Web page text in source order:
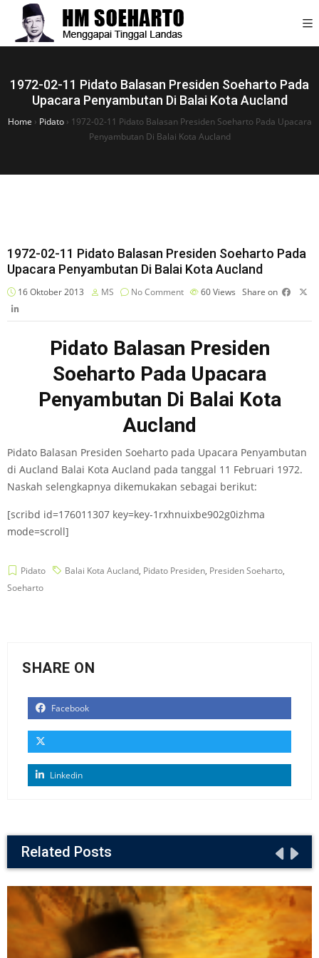
1972-02-11 Pidato Balasan Presiden Soeharto Pada
Upacara Penyambutan Di Balai Kota Aucland
Home › Pidato› 1972-02-11 Pidato Balasan Presiden Soeharto Pada Upacara
Penyambutan Di Balai Kota Aucland
1972-02-11 Pidato Balasan Presiden Soeharto Pada
Upacara Penyambutan Di Balai Kota Aucland
16 Oktober 2013 MS No Comment 60Views Share on
Pidato Balasan Presiden
Soeharto Pada Upacara
Penyambutan Di Balai Kota
Aucland
Pidato Balasan Presiden Soeharto pada Upacara Penyambutan
di Aucland Balai Kota Aucland pada tanggal 11 Februari 1972.
Naskah selengkapnya dikemukakan sebagai berikut:
[scribd id=176011307 key=key-1rxhnuixbe902g0izhma
mode=scroll]
Pidato Balai Kota Aucland, Pidato Presiden, Presiden Soeharto,
Soeharto
SHARE ON
Facebook
Linkedin
Related Posts